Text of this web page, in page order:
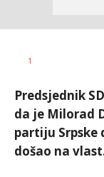
AUTOR
1
Predsjednik
da je Milorad
partiju Srpske
došao na